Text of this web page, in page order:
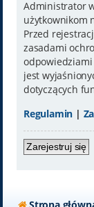
Administrator
użytkownikom
Przed
zasadami
odpowiedziami
jest
dotyczących
Regulamin |
Zarejestruj się
Strona